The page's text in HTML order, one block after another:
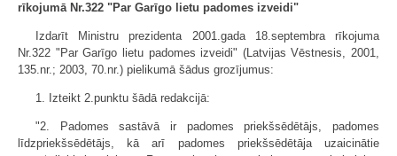
rīkojumā Nr.322 "Par Garīgo lietu padomes izveidi"
Izdarīt Ministru prezidenta 2001.gada 18.septembra rīkojuma
Nr.322 "Par Garīgo lietu padomes izveidi" (Latvijas Vēstnesis, 2001,
135.nr.; 2003, 70.nr.) pielikumā šādus grozījumus:
1. Izteikt 2.punktu šādā redakcijā:
"2. Padomes sastāvā ir padomes priekšsēdētājs, padomes
līdzpriekšsēdētājs, kā arī padomes priekšsēdētāja uzaicinātie